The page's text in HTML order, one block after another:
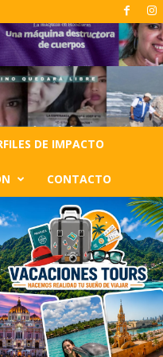
DE IMPACTO
CONTACTO